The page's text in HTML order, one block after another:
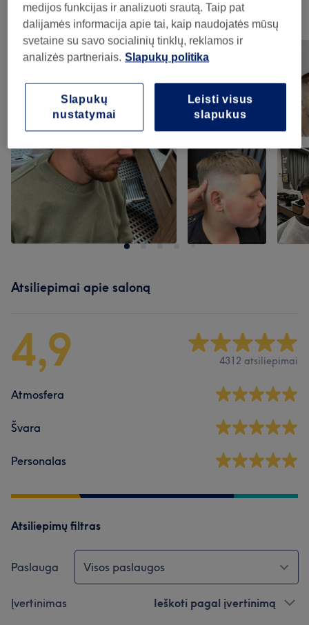
Mūsų darbai
Norėdami peržiūrėti detales, paspauskite ant nuotraukos
Atsiliepimai apie saloną
4,9 4312 atsiliepimai
Atmosfera
Švara
Personalas
Atsiliepimų filtras
Paslauga Visos paslaugos
Įvertinimas Ieškoti pagal įvertinimą
medijos funkcijas ir analizuoti srautą. Taip pat
dalijamės informacija apie tai, kaip naudojatės mūsų
svetaine su savo socialinių tinklų, reklamos ir
analizės partneriais. Slapukų politika
Leisti visus
slapukus
Slapukų
nustatymai